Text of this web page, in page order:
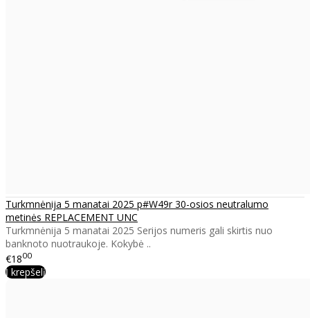
Turkmnėnija 5 manatai 2025 p#W49r 30-osios neutralumo
metinės REPLACEMENT UNC
Turkmnėnija 5 manatai 2025 Serijos numeris gali skirtis nuo
banknoto nuotraukoje. Kokybė ..
€1800
Į krepšelį